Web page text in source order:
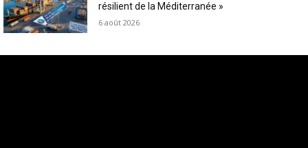
résilient de la Méditerranée »
6 août 2026